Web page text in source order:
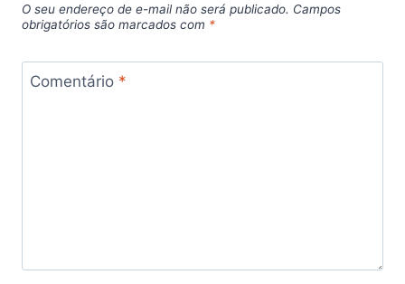
O seu endereço de e-mail não será publicado. Campos
obrigatórios são marcados com *
Comentário *